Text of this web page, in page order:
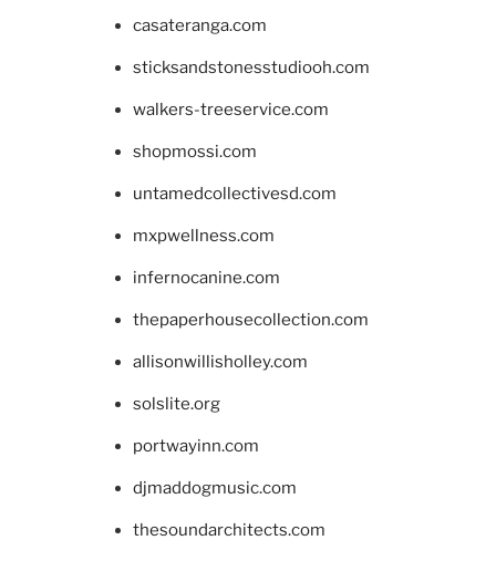
casateranga.com
sticksandstonesstudiooh.com
walkers-treeservice.com
shopmossi.com
untamedcollectivesd.com
mxpwellness.com
infernocanine.com
thepaperhousecollection.com
allisonwillisholley.com
solslite.org
portwayinn.com
djmaddogmusic.com
thesoundarchitects.com